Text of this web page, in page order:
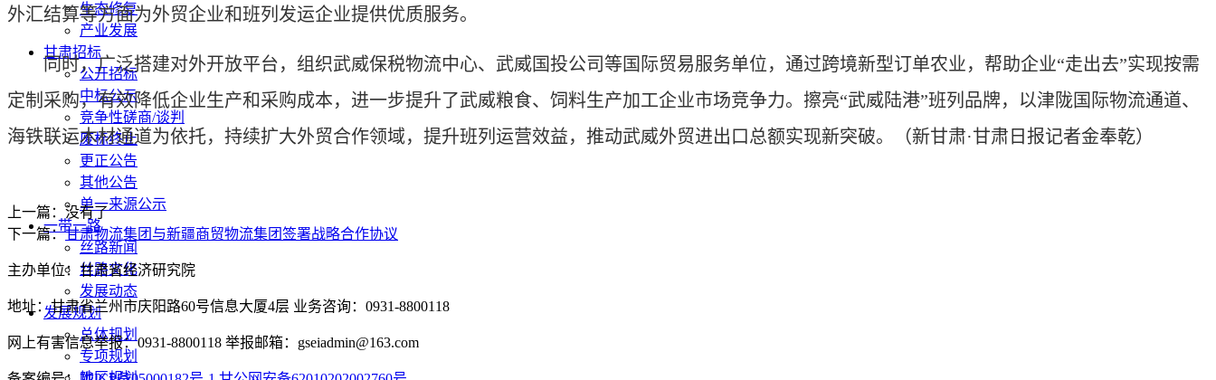
生态修复
产业发展
甘肃招标
公开招标
中标公示
竞争性磋商/谈判
废标终止
更正公告
其他公告
单一来源公示
一带一路
丝路新闻
丝路文化
发展动态
发展规划
总体规划
专项规划
外汇结算等方面为外贸企业和班列发运企业提供优质服务。
同时，广泛搭建对外开放平台，组织武威保税物流中心、武威国投公司等国际贸易服务单位，通过跨境新型订单农业，帮助企业“走出去”实现按需
定制采购，有效降低企业生产和采购成本，进一步提升了武威粮食、饲料生产加工企业市场竞争力。擦亮“武威陆港”班列品牌，以津陇国际物流通道、
海铁联运木材通道为依托，持续扩大外贸合作领域，提升班列运营效益，推动武威外贸进出口总额实现新突破。
（新甘肃·甘肃日报记者金奉乾）
上一篇：没有了
下一篇：甘肃物流集团与新疆商贸物流集团签署战略合作协议
主办单位：甘肃省经济研究院
地址：甘肃省兰州市庆阳路60号信息大厦4层 业务咨询：0931-8800118
网上有害信息举报：0931-8800118 举报邮箱：gseiadmin@163.com